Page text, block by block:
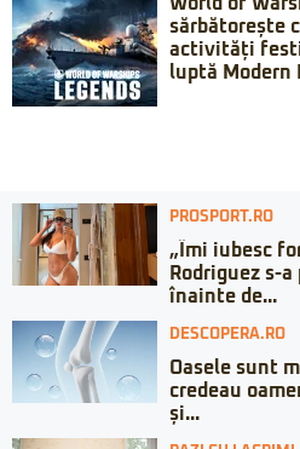
World of
sărbătorește
activități
luptă Modern
PROSPORT.RO
„Îmi iubesc
Rodriguez s-
înainte de...
DESCOPERA.RO
Oasele sunt
credeau
și...